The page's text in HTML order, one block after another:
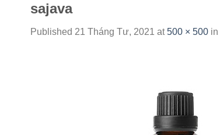
sajava
Published 21 Tháng Tư, 2021 at500 × 500 in